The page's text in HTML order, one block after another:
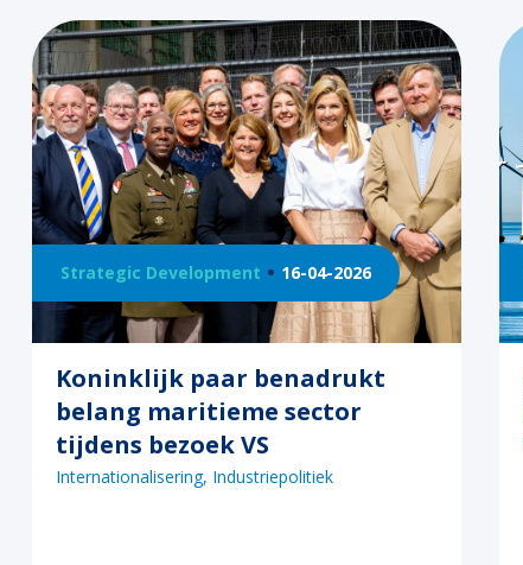
Strategic Development 16-04-2026
Koninklijk paar benadrukt
belang maritieme sector
tijdens bezoek VS
Internationalisering Industriepolitiek